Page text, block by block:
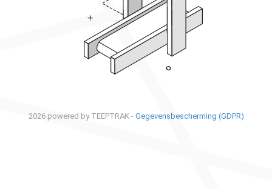
2026 powered by TEEPTRAK - Gegevensbescherming (GDPR)